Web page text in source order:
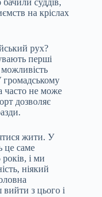
на кріслах
рух?
перші
часто не може
дозволяє
жити. У
це саме
і ми
ніякий
з цього і